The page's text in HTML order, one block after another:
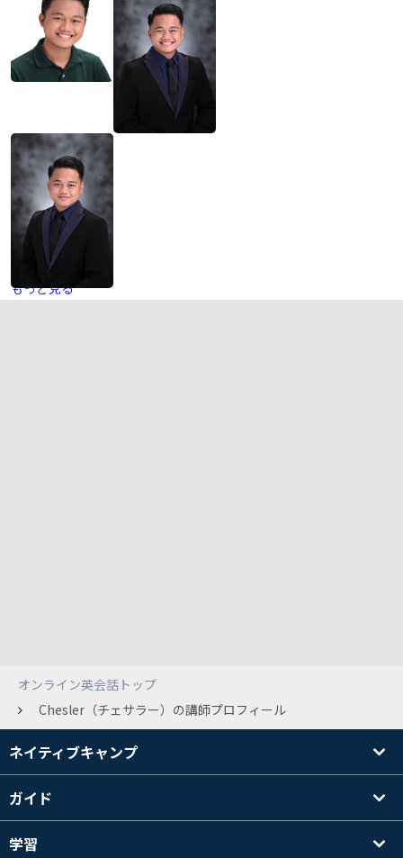
もっと見る
オンライン英会話トップ
Chesler（チェサラー）の講師プロフィール
ネイティブキャンプ
ガイド
学習